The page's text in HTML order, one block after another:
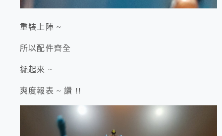
重裝上陣 ~
所以配件齊全
擺起來 ~
爽度報表 ~ 讚 !!